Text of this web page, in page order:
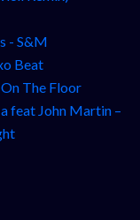
- S&M
Beat
The Floor
feat John Martin –